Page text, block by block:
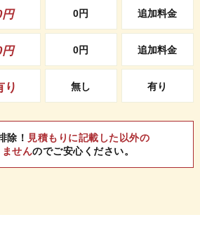
円 0円 追加料金
円 0円 追加料金
り 無し 有り
除！ 見積もりに記載した以外の
せんのでご安心ください。